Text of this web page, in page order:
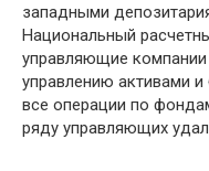
западными
Национальный
управляющие
управлению активами
все операции по
ряду управляющих